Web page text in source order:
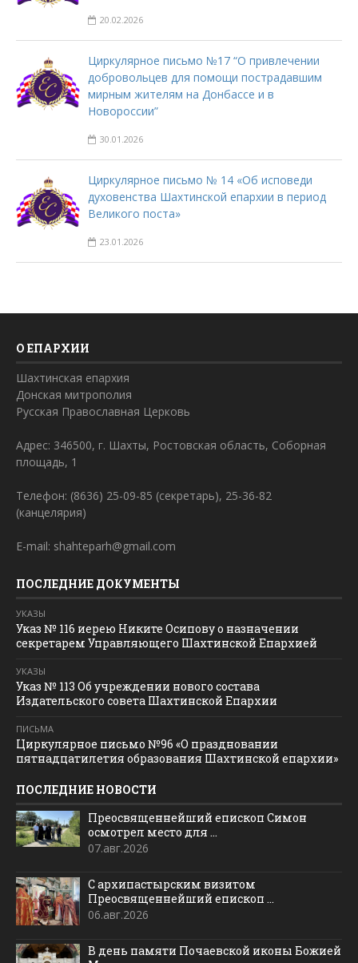
20.02.2026
Циркулярное письмо №17 “О привлечении
добровольцев для помощи пострадавшим
мирным жителям на Донбассе и в
Новороссии”
30.01.2026
Циркулярное письмо № 14 «Об исповеди
духовенства Шахтинской епархии в период
Великого поста»
23.01.2026
О ЕПАРХИИ
Шахтинская епархия
Донская митрополия
Русская Православная Церковь
Адрес: 346500, г. Шахты, Ростовская область, Соборная
площадь, 1
Телефон: (8636) 25-09-85 (секретарь), 25-36-82
(канцелярия)
E-mail: shahteparh@gmail.com
ПОСЛЕДНИЕ ДОКУМЕНТЫ
УКАЗЫ
Указ № 116 иерею Никите Осипову о назначении
секретарем Управляющего Шахтинской Епархией
УКАЗЫ
Указ № 113 Об учреждении нового состава
Издательского совета Шахтинской Епархии
ПИСЬМА
Циркулярное письмо №96 «О праздновании
пятнадцатилетия образования Шахтинской епархии»
ПОСЛЕДНИЕ НОВОСТИ
Преосвященнейший епископ Симон
осмотрел место для ...
07.авг.2026
С архипастырским визитом
Преосвященнейший епископ ...
06.авг.2026
В день памяти Почаевской иконы Божией